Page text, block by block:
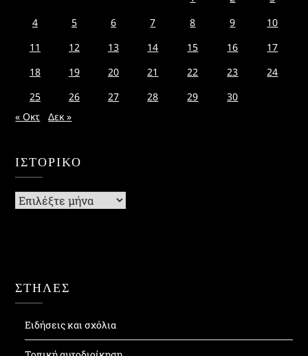
4
5 6 7 8 9
10
11
12 13 14 15 16
17
18
19 20 21 22 23
24
25
26 27 28 29
30
« Οκτ
Δεκ »
ΙΣΤΟΡΙΚΌ
Ιστορικό
ΣΤΗΛΕΣ
Ειδήσεις και σχόλια